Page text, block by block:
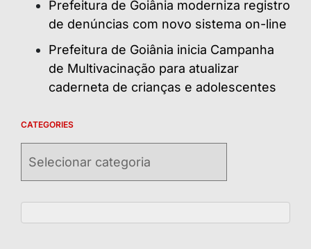
Prefeitura de Goiânia moderniza registro
de denúncias com novo sistema on-line
Prefeitura de Goiânia inicia Campanha
de Multivacinação para atualizar
caderneta de crianças e adolescentes
CATEGORIES